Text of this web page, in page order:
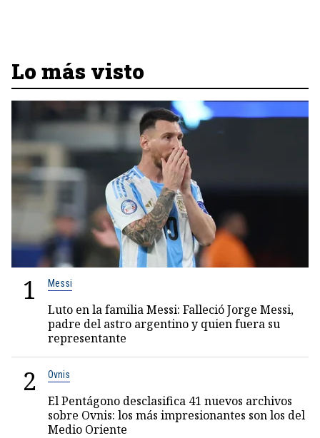
Lo más visto
1 Messi
Luto en la familia Messi: Falleció Jorge Messi,
padre del astro argentino y quien fuera su
representante
2 Ovnis
El Pentágono desclasifica 41 nuevos archivos
sobre Ovnis: los más impresionantes son los del
Medio Oriente